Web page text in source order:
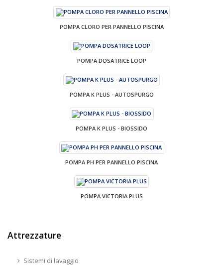
POMPA CLORO PER PANNELLO PISCINA
POMPA DOSATRICE LOOP
POMPA K PLUS - AUTOSPURGO
POMPA K PLUS - BIOSSIDO
POMPA PH PER PANNELLO PISCINA
POMPA VICTORIA PLUS
Attrezzature
Sistemi di lavaggio